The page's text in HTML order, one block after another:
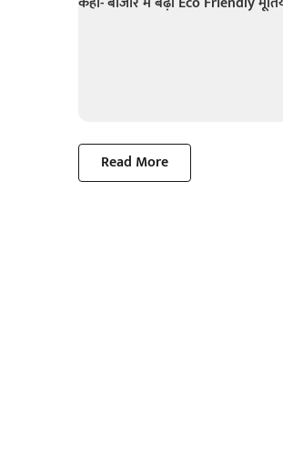
Read More